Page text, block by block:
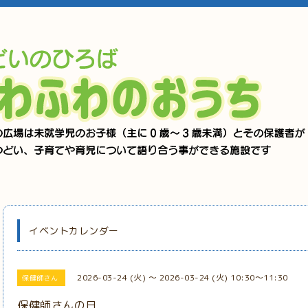
イベントカレンダー
保健師さん 2026-03-24 (火) ～ 2026-03-24 (火) 10:30～11:30